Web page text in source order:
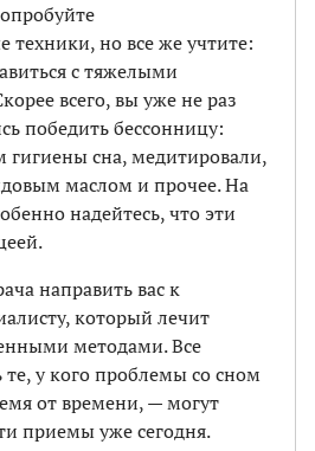
техники, но все же учтите:
с тяжелыми
всего, вы уже не раз
победить бессонницу:
гигиены сна, медитировали,
маслом и прочее. На
надейтесь, что эти
направить вас к
который лечит
методами. Все
те, у кого проблемы со сном
от времени, — могут
приемы уже сегодня.